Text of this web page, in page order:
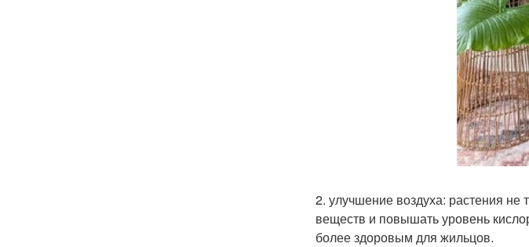
2. улучшение воздуха: растения
веществ и повышать уровень
более здоровым для жильцов.